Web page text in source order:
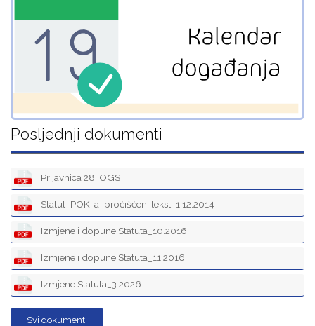
Posljednji dokumenti
Prijavnica 28. OGS
Statut_POK-a_pročišćeni tekst_1.12.2014
Izmjene i dopune Statuta_10.2016
Izmjene i dopune Statuta_11.2016
Izmjene Statuta_3.2026
Svi dokumenti